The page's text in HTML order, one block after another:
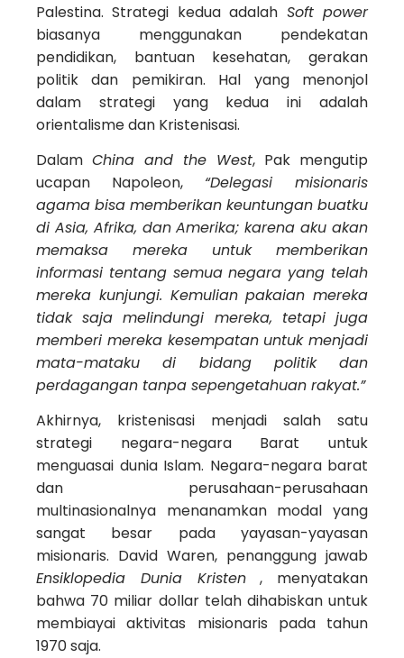
Palestina. Strategi kedua adalah Soft power
biasanya menggunakan pendekatan
pendidikan, bantuan kesehatan, gerakan
politik dan pemikiran. Hal yang menonjol
dalam strategi yang kedua ini adalah
orientalisme dan Kristenisasi.
Dalam China and the West, Pak mengutip
ucapan Napoleon, “Delegasi misionaris
agama bisa memberikan keuntungan buatku
di Asia, Afrika, dan Amerika; karena aku akan
memaksa mereka untuk memberikan
informasi tentang semua negara yang telah
mereka kunjungi. Kemulian pakaian mereka
tidak saja melindungi mereka, tetapi juga
memberi mereka kesempatan untuk menjadi
mata-mataku di bidang politik dan
perdagangan tanpa sepengetahuan rakyat.”
Akhirnya, kristenisasi menjadi salah satu
strategi negara-negara Barat untuk
menguasai dunia Islam. Negara-negara barat
dan perusahaan-perusahaan
multinasionalnya menanamkan modal yang
sangat besar pada yayasan-yayasan
misionaris. David Waren, penanggung jawab
Ensiklopedia Dunia Kristen, menyatakan
bahwa 70 miliar dollar telah dihabiskan untuk
membiayai aktivitas misionaris pada tahun
1970 saja.